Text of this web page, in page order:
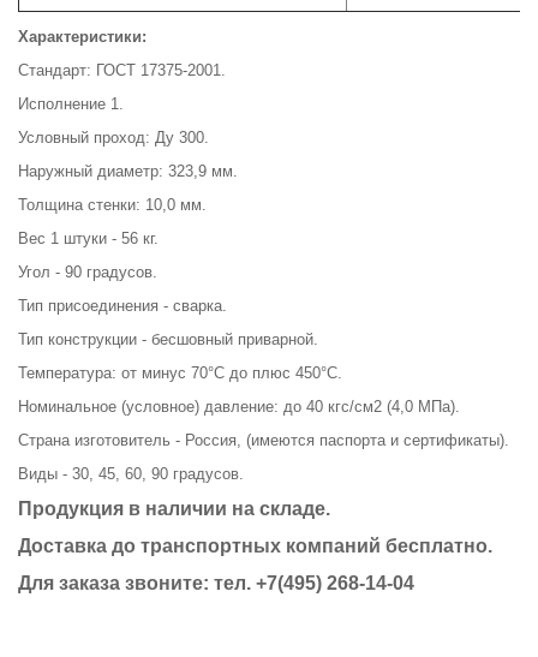
Характеристики:
Стандарт: ГОСТ 17375-2001.
Исполнение 1.
Условный проход: Ду 300.
Наружный диаметр: 323,9 мм.
Толщина стенки: 10,0 мм.
Вес 1 штуки - 56 кг.
Угол - 90 градусов.
Тип присоединения - сварка.
Тип конструкции - бесшовный приварной.
Температура: от минус 70°С до плюс 450°С.
Номинальное (условное) давление: до 40 кгс/см2 (4,0 МПа).
Страна изготовитель - Россия, (имеются паспорта и сертификаты).
Виды - 30, 45, 60, 90 градусов.
Продукция в наличии на складе.
Доставка до транспортных компаний бесплатно.
Для заказа звоните: тел. +7(495) 268-14-04